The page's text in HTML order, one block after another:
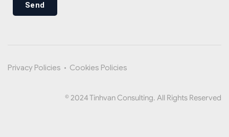
Send
Privacy Policies • Cookies Policies
© 2024 Tinhvan Consulting. All Rights Reserved